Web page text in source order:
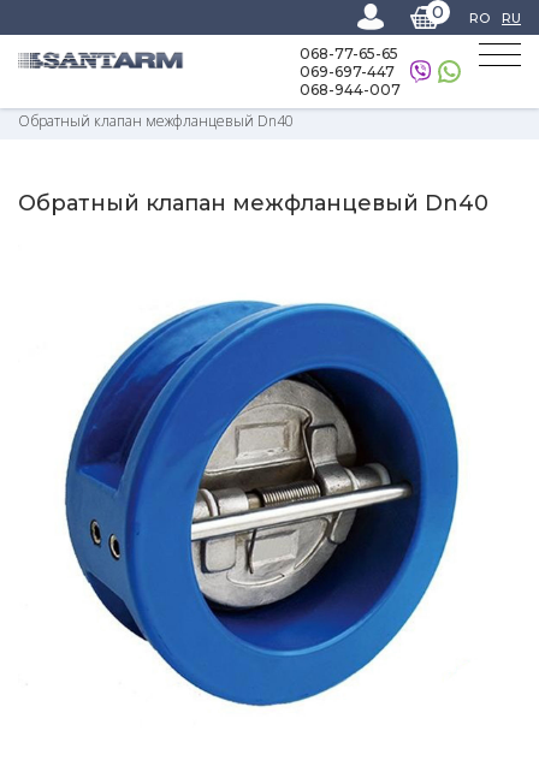
0 RO RU
068-77-65-65
069-697-447
068-944-007
Запорная арматура-Запорная арматура
Обратный клапан межфланцевый Dn40
Обратный клапан межфланцевый Dn40